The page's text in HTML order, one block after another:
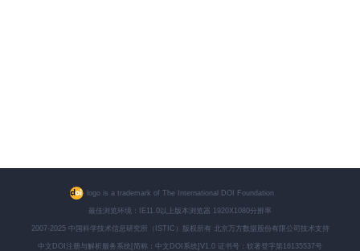
logo is a trademark of The International DOI Foundation
最佳浏览环境：IE11.0以上版本浏览器 1920X1080分辨率
2007-2025 中国科学技术信息研究所（ISTIC）版权所有 北京万方数据股份有限公司技术支持
中文DOI注册与解析服务系统[简称：中文DOI系统]V1.0 证书号：软著登字第16135537号